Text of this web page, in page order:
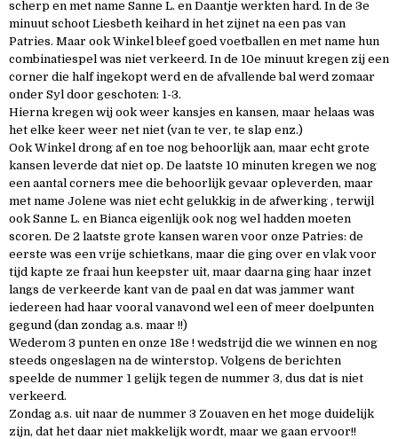
scherp en met name Sanne L. en Daantje werkten hard. In de 3e
minuut schoot Liesbeth keihard in het zijnet na een pas van
Patries. Maar ook Winkel bleef goed voetballen en met name hun
combinatiespel was niet verkeerd. In de 10e minuut kregen zij een
corner die half ingekopt werd en de afvallende bal werd zomaar
onder Syl door geschoten: 1-3.
Hierna kregen wij ook weer kansjes en kansen, maar helaas was
het elke keer weer net niet (van te ver, te slap enz.)
Ook Winkel drong af en toe nog behoorlijk aan, maar echt grote
kansen leverde dat niet op. De laatste 10 minuten kregen we nog
een aantal corners mee die behoorlijk gevaar opleverden, maar
met name Jolene was niet echt gelukkig in de afwerking , terwijl
ook Sanne L. en Bianca eigenlijk ook nog wel hadden moeten
scoren. De 2 laatste grote kansen waren voor onze Patries: de
eerste was een vrije schietkans, maar die ging over en vlak voor
tijd kapte ze fraai hun keepster uit, maar daarna ging haar inzet
langs de verkeerde kant van de paal en dat was jammer want
iedereen had haar vooral vanavond wel een of meer doelpunten
gegund (dan zondag a.s. maar !!)
Wederom 3 punten en onze 18e ! wedstrijd die we winnen en nog
steeds ongeslagen na de winterstop. Volgens de berichten
speelde de nummer 1 gelijk tegen de nummer 3, dus dat is niet
verkeerd.
Zondag a.s. uit naar de nummer 3 Zouaven en het moge duidelijk
zijn, dat het daar niet makkelijk wordt, maar we gaan ervoor!!